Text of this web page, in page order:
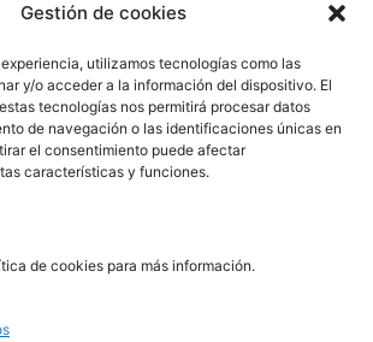
Gestión de cookies
utilizamos tecnologías como las
y/o acceder a la información del dispositivo. El
tecnologías nos permitirá procesar datos
de navegación o las identificaciones únicas en
el consentimiento puede afectar
características y funciones.
de cookies para más información.
PRL | Media
PRL | Films
PRL | Play
PRL | LAB
Noticias